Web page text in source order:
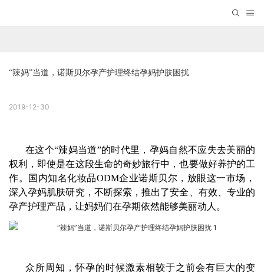
“辣妈”当道，诺斯贝尔孕产护理终结孕妈护肤困扰
2019-12-30
在这个“辣妈当道”的时代里，孕妈自然不应失去美丽的
权利，即使是在这段生命的奇妙旅行中，也要做好养护的工
作。国内知名化妆品ODM企业诺斯贝尔，放眼这一市场，
深入孕妈肌肤研究，不断探索，推出了安全、有效、专业的
孕产护理产品，让妈妈们在孕期依然能够美丽动人。
众所周知，怀孕的时候激素相较于之前会有巨大的变